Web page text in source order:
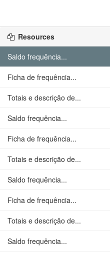
Resources
Saldo frequência...
Ficha de frequência...
Totais e descrição de...
Saldo frequência...
Ficha de frequência...
Totais e descrição de...
Saldo frequência...
Ficha de frequência...
Totais e descrição de...
Saldo frequência...